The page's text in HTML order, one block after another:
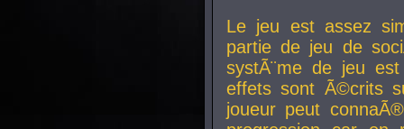
Le jeu est assez
partie de jeu de
systÃ¨me de jeu
effets sont Ã©crits
joueur peut